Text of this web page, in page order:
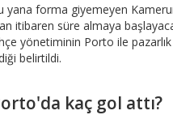
yana forma giyemeyen
itibaren süre almaya
yönetiminin Porto ile pazarlık
belirtildi.
kaç gol attı?